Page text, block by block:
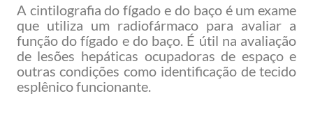
A cintilografia do fígado e do baço é um exame
que utiliza um radiofármaco para avaliar a
função do fígado e do baço. É útil na avaliação
de lesões hepáticas ocupadoras de espaço e
outras condições como identificação de tecido
esplênico funcionante.